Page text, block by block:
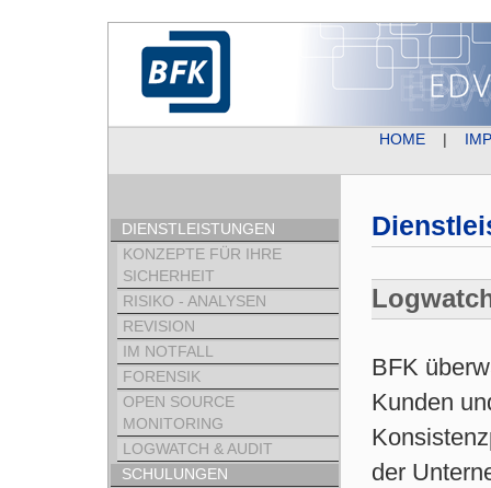
HOME |
BFK
Kunden
der
DIENSTLEISTUNGEN
KONZEPTE FÜR IHRE
SICHERHEIT
RISIKO - ANALYSEN
REVISION
IM NOTFALL
FORENSIK
OPEN SOURCE
MONITORING
LOGWATCH & AUDIT
SCHULUNGEN